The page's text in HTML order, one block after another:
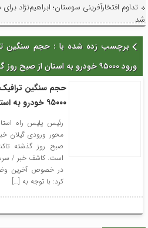
تداوم افتخارآفرینی سوستان؛ ابراهیم‌نژاد
شد
فرماندار لاهیجان در جلسه هماهنگی
چای، فرصتی برای تقویت برند لاهیجان و
استاندار گیلان؛ گیلان می‌تواند قطب ملی
شود
با حضور مدیر امور عمرانی، زیربنایی و
مناطق آزاد و ویژه اقتصادی؛ آخرین وضعیت
بهره‌برداری و در مدار قرار گرفت
با حضور معاون امور هنری وزارت فرهنگ و
سیاستگذاری جشنواره تئاتر خیابانی شهروند
برچسب زده شده با : حجم سنگین
ورود ۹۵۰۰۰ خودرو به استان از صبح روز گذشته
حجم سنگین
۹۵۰۰۰ خودرو به استان از صبح روز گذشته
رئیس پلیس راه
محور ورودی گیلان
است. کاشف خبر /
در خصوص آخرین
کرد: با توجه به […]